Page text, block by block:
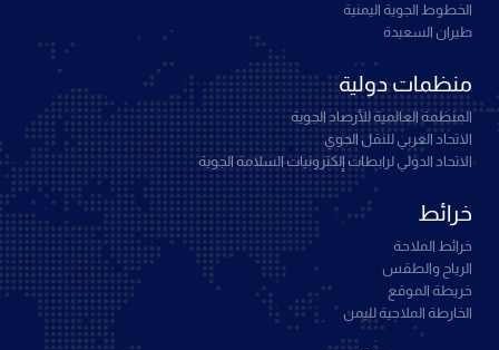
الخطوط الجوية اليمنية
طيران السعيدة
منظمات دولية
المنظمة العالمية للأرصاد الجوية
الاتحاد العربي للنقل الجوي
الاتحاد الدولي لرابطات إلكترونيات السلامة الجوية
خرائط
خرائط الملاحة
الرياح والطقس
خريطة الموقع
الخارطة الملاحية لليمن